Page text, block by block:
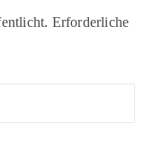
Erforderliche